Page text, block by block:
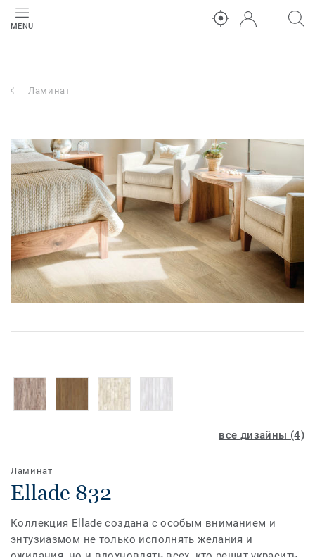
MENU
Ламинат
все дизайны (4)
Ламинат
Ellade 832
Коллекция Ellade создана с особым вниманием и
энтузиазмом не только исполнять желания и